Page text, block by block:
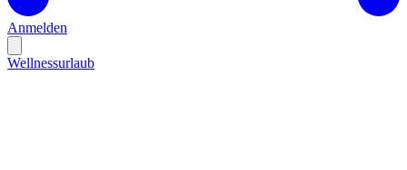
Anmelden
Wellnessurlaub